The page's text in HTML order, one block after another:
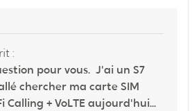
:
pour vous. J'ai un S7
chercher ma carte SIM
Calling + VoLTE aujourd'hui...